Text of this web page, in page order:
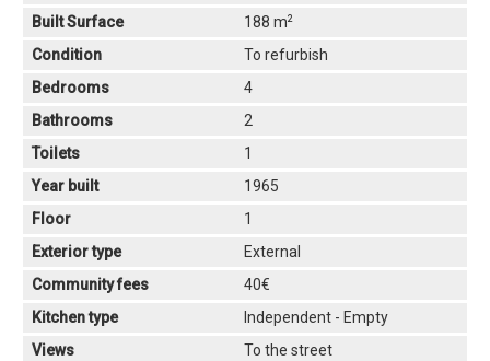
Built Surface 188 m2
Condition
To refurbish
Bedrooms
4
Bathrooms
2
Toilets
1
Year built
1965
Floor
1
Exterior type
External
Community fees
40€
Kitchen type
Independent - Empty
Views
To the street